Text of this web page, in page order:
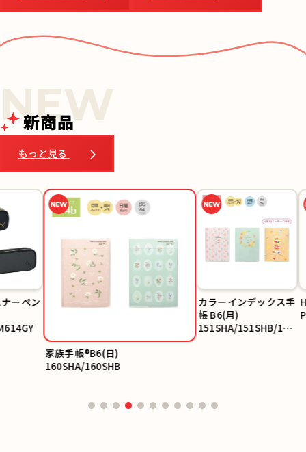
新商品
もっと見る
家族手帳®B6(日)
160SHA/160SHB
カラーインデックス手
151SHA/151SHB/151
SHC
HB鉛筆6